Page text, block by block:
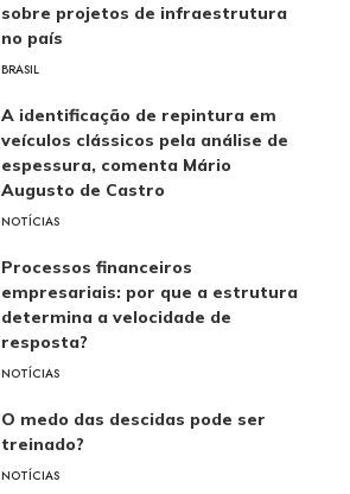
sobre projetos de infraestrutura
no país
BRASIL
A identificação de repintura em
veículos clássicos pela análise de
espessura, comenta Mário
Augusto de Castro
NOTÍCIAS
Processos financeiros
empresariais: por que a estrutura
determina a velocidade de
resposta?
NOTÍCIAS
O medo das descidas pode ser
treinado?
NOTÍCIAS